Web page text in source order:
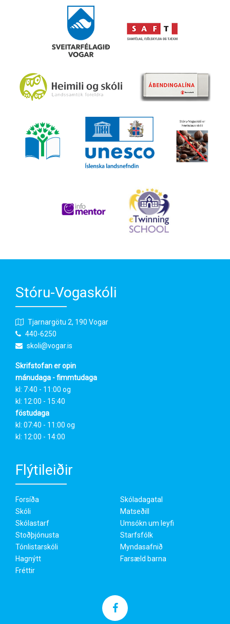
Stóru-Vogaskóli
Tjarnargötu 2, 190 Vogar
440-6250
skoli@vogar.is
Skrifstofan er opin
mánudaga - fimmtudaga
kl: 7:40 - 11:00 og
kl: 12:00 - 15:40
föstudaga
kl: 07:40 - 11:00 og
kl: 12:00 - 14:00
Flýtileiðir
Forsíða
Skóli
Skólastarf
Stoðþjónusta
Tónlistarskóli
Hagnýtt
Fréttir
Skóladagatal
Matseðill
Umsókn um leyfi
Starfsfólk
Myndasafnið
Farsæld barna